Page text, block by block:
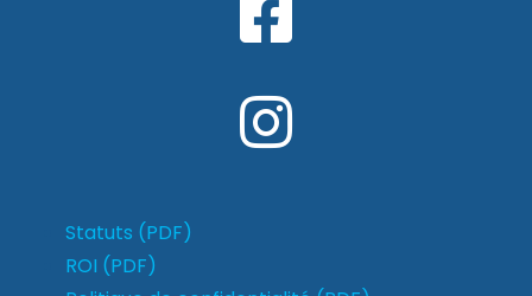
Statuts (PDF)
ROI (PDF)